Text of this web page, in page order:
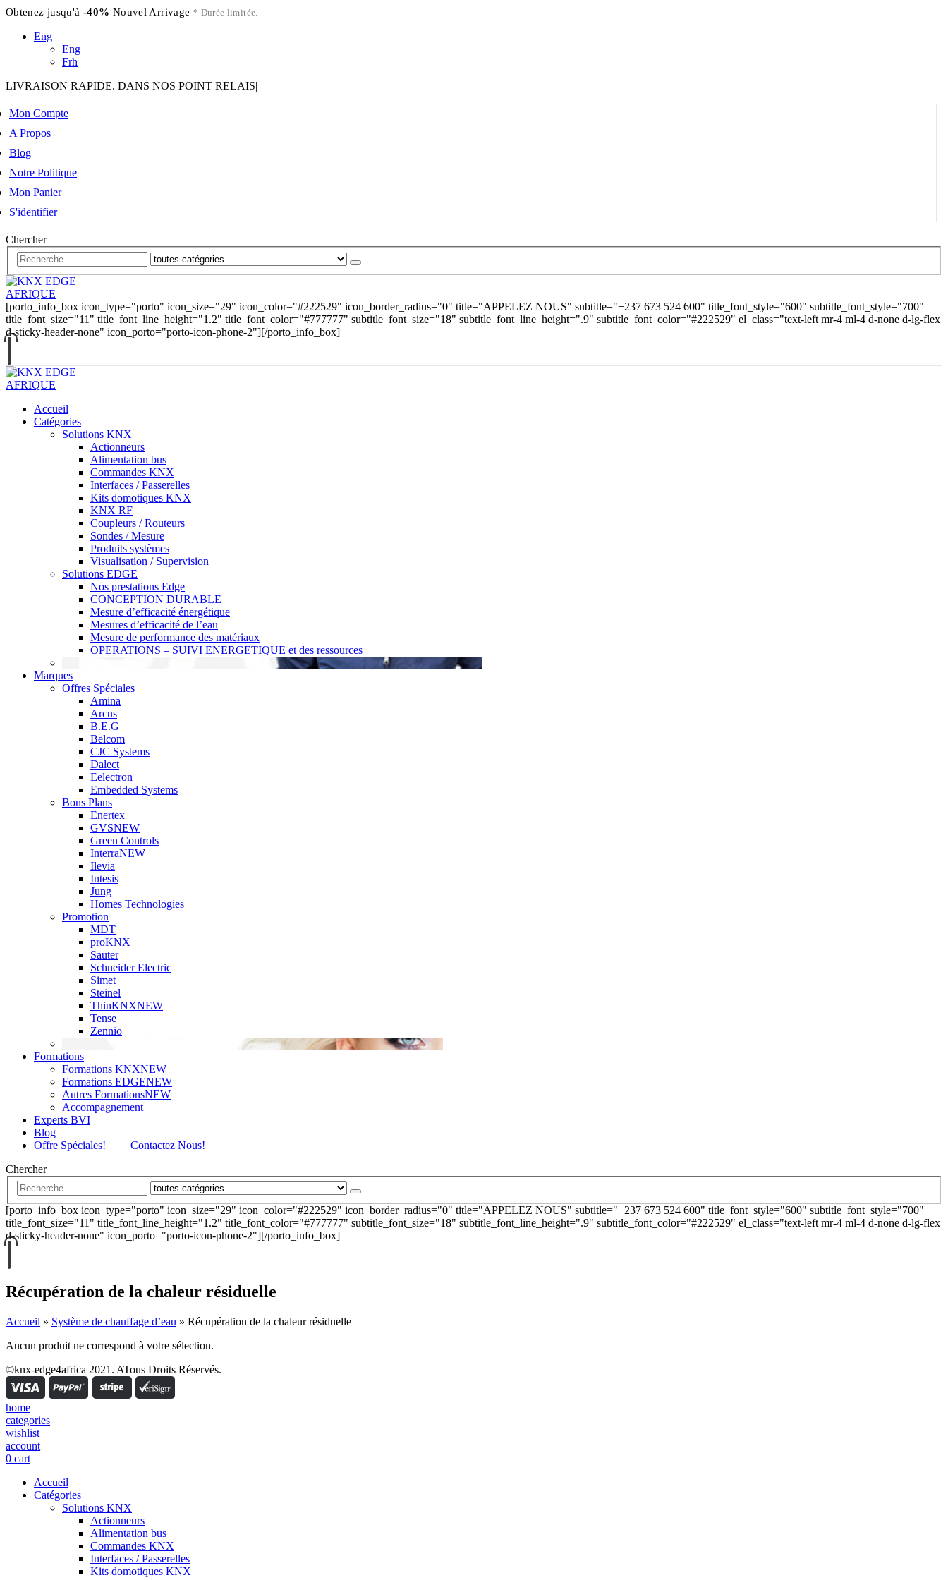
Obtenez jusqu'à -40% Nouvel Arrivage * Durée limitée.
Eng
Eng
Frh
LIVRAISON RAPIDE. DANS NOS POINT RELAIS|
Mon Compte
A Propos
Blog
Notre Politique
Mon Panier
S'identifier
Chercher
[porto_info_box icon_type="porto" icon_size="29" icon_color="#222529" icon_border_radius="0" title="APPELEZ NOUS" subtitle="+237 673 524 600" title_font_style="600" subtitle_font_style="700"
title_font_size="11" title_font_line_height="1.2" title_font_color="#777777" subtitle_font_size="18" subtitle_font_line_height=".9" subtitle_font_color="#222529" el_class="text-left mr-4 ml-4 d-none d-lg-flex
d-sticky-header-none" icon_porto="porto-icon-phone-2"][/porto_info_box]
Accueil
Catégories
Solutions KNX
Actionneurs
Alimentation bus
Commandes KNX
Interfaces / Passerelles
Kits domotiques KNX
KNX RF
Coupleurs / Routeurs
Sondes / Mesure
Produits systèmes
Visualisation / Supervision
Solutions EDGE
Nos prestations Edge
CONCEPTION DURABLE
Mesure d’efficacité énergétique
Mesures d’efficacité de l’eau
Mesure de performance des matériaux
OPERATIONS – SUIVI ENERGETIQUE et des ressources
Marques
Offres Spéciales
Amina
Arcus
B.E.G
Belcom
CJC Systems
Dalect
Eelectron
Embedded Systems
Bons Plans
Enertex
GVSNEW
Green Controls
InterraNEW
Ilevia
Intesis
Jung
Homes Technologies
Promotion
MDT
proKNX
Sauter
Schneider Electric
Simet
Steinel
ThinKNXNEW
Tense
Zennio
Formations
Formations KNXNEW
Formations EDGENEW
Autres FormationsNEW
Accompagnement
Experts BVI
Blog
Offre Spéciales!
Contactez Nous!
Chercher
[porto_info_box icon_type="porto" icon_size="29" icon_color="#222529" icon_border_radius="0" title="APPELEZ NOUS" subtitle="+237 673 524 600" title_font_style="600" subtitle_font_style="700"
title_font_size="11" title_font_line_height="1.2" title_font_color="#777777" subtitle_font_size="18" subtitle_font_line_height=".9" subtitle_font_color="#222529" el_class="text-left mr-4 ml-4 d-none d-lg-flex
d-sticky-header-none" icon_porto="porto-icon-phone-2"][/porto_info_box]
Récupération de la chaleur résiduelle
Accueil » Système de chauffage d’eau » Récupération de la chaleur résiduelle
Aucun produit ne correspond à votre sélection.
©knx-edge4africa 2021. ATous Droits Réservés.
home
categories
wishlist
account
0 cart
Accueil
Catégories
Solutions KNX
Actionneurs
Alimentation bus
Commandes KNX
Interfaces / Passerelles
Kits domotiques KNX